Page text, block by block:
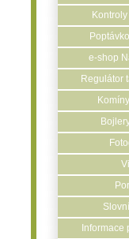
e-shop
Regulátor
Informace